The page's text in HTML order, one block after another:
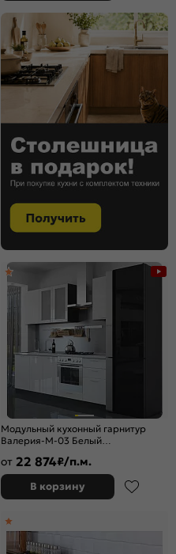
Модульный кухонный гарнитур
Валерия-М-03 Белый
от 22 874₽/п.м.
В корзину